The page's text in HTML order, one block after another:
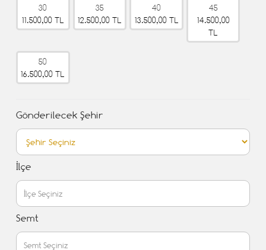
30
11.500,00 TL
35
12.500,00 TL
40
13.500,00 TL
45
14.500,00
TL
50
16.500,00 TL
Gönderilecek Şehir
İlçe
Semt